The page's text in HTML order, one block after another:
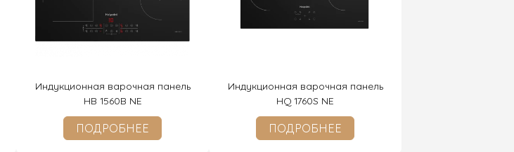
Индукционная варочная панель
HB 1560B NE
ПОДРОБНЕЕ
Индукционная варочная панель
HQ 1760S NE
ПОДРОБНЕЕ